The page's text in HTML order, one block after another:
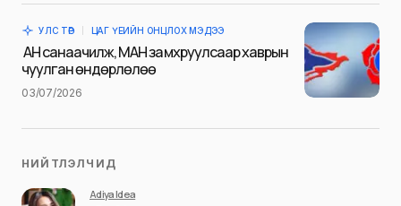
time I comment.
Илгээх
УЛС ТӨР ЦАГ ҮЕИЙН ОНЦЛОХ МЭДЭЭ
АН санаачилж, МАН замхруулсаар хаврын
чуулган өндөрлөлөө
03/07/2026
НИЙТЛЭЛЧИД
Adiya Idea